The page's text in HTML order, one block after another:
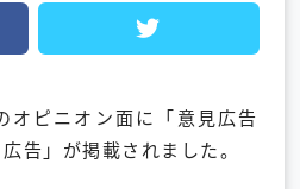
オピニオン面に「 意見広告
告」が掲載されました。